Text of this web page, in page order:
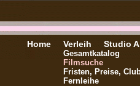
Home Verleih
Gesamtkatalog
Filmsuche
Fristen, Preise,
Fernleihe
Studio